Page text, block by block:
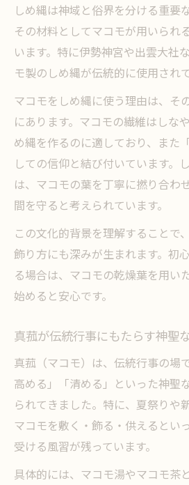
しめ縄は神域と俗界を分ける重要
その材料としてマコモが用いられ
います。特に伊勢神宮や出雲大社
モ製のしめ縄が伝統的に使用され
マコモをしめ縄に使う理由は、そ
にあります。マコモの繊維はしな
め縄を作るのに適しており、また
しての信仰と結び付いています。
は、マコモの葉を丁寧に撚り合わ
間を守ると考えられています。
この文化的背景を理解することで
飾り方にも深みが生まれます。初
る場合は、マコモの乾燥葉を用い
始めると安心です。
真菰が伝統行事にもたらす神聖
真菰（マコモ）は、伝統行事の場
高める」「清める」といった神聖
られてきました。特に、夏祭りや
マコモを敷く・飾る・供えるとい
受ける風習が残っています。
具体的には、マコモ湯やマコモ茶